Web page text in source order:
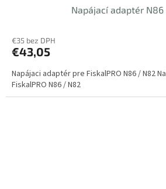
Napájací adaptér
€35 bez DPH
€43,05
Napájaci adaptér pre FiskalPRO N86 / N82
FiskalPRO N86 / N82